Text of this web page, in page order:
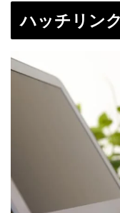
ハッチリン